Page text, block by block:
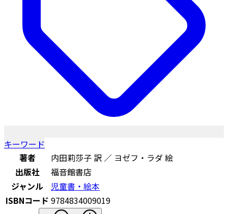
キーワード
著者
内田莉莎子 訳 ／ ヨゼフ・ラダ 絵
出版社
福音館書店
ジャンル
児童書・絵本
ISBNコード 9784834009019